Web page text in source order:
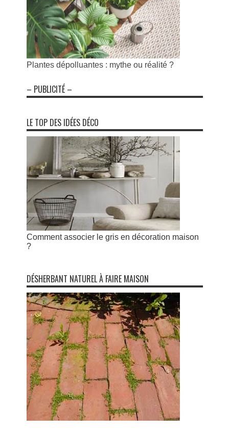
Plantes dépolluantes : mythe ou réalité ?
– PUBLICITÉ –
LE TOP DES IDÉES DÉCO
Comment associer le gris en décoration maison
?
DÉSHERBANT NATUREL À FAIRE MAISON